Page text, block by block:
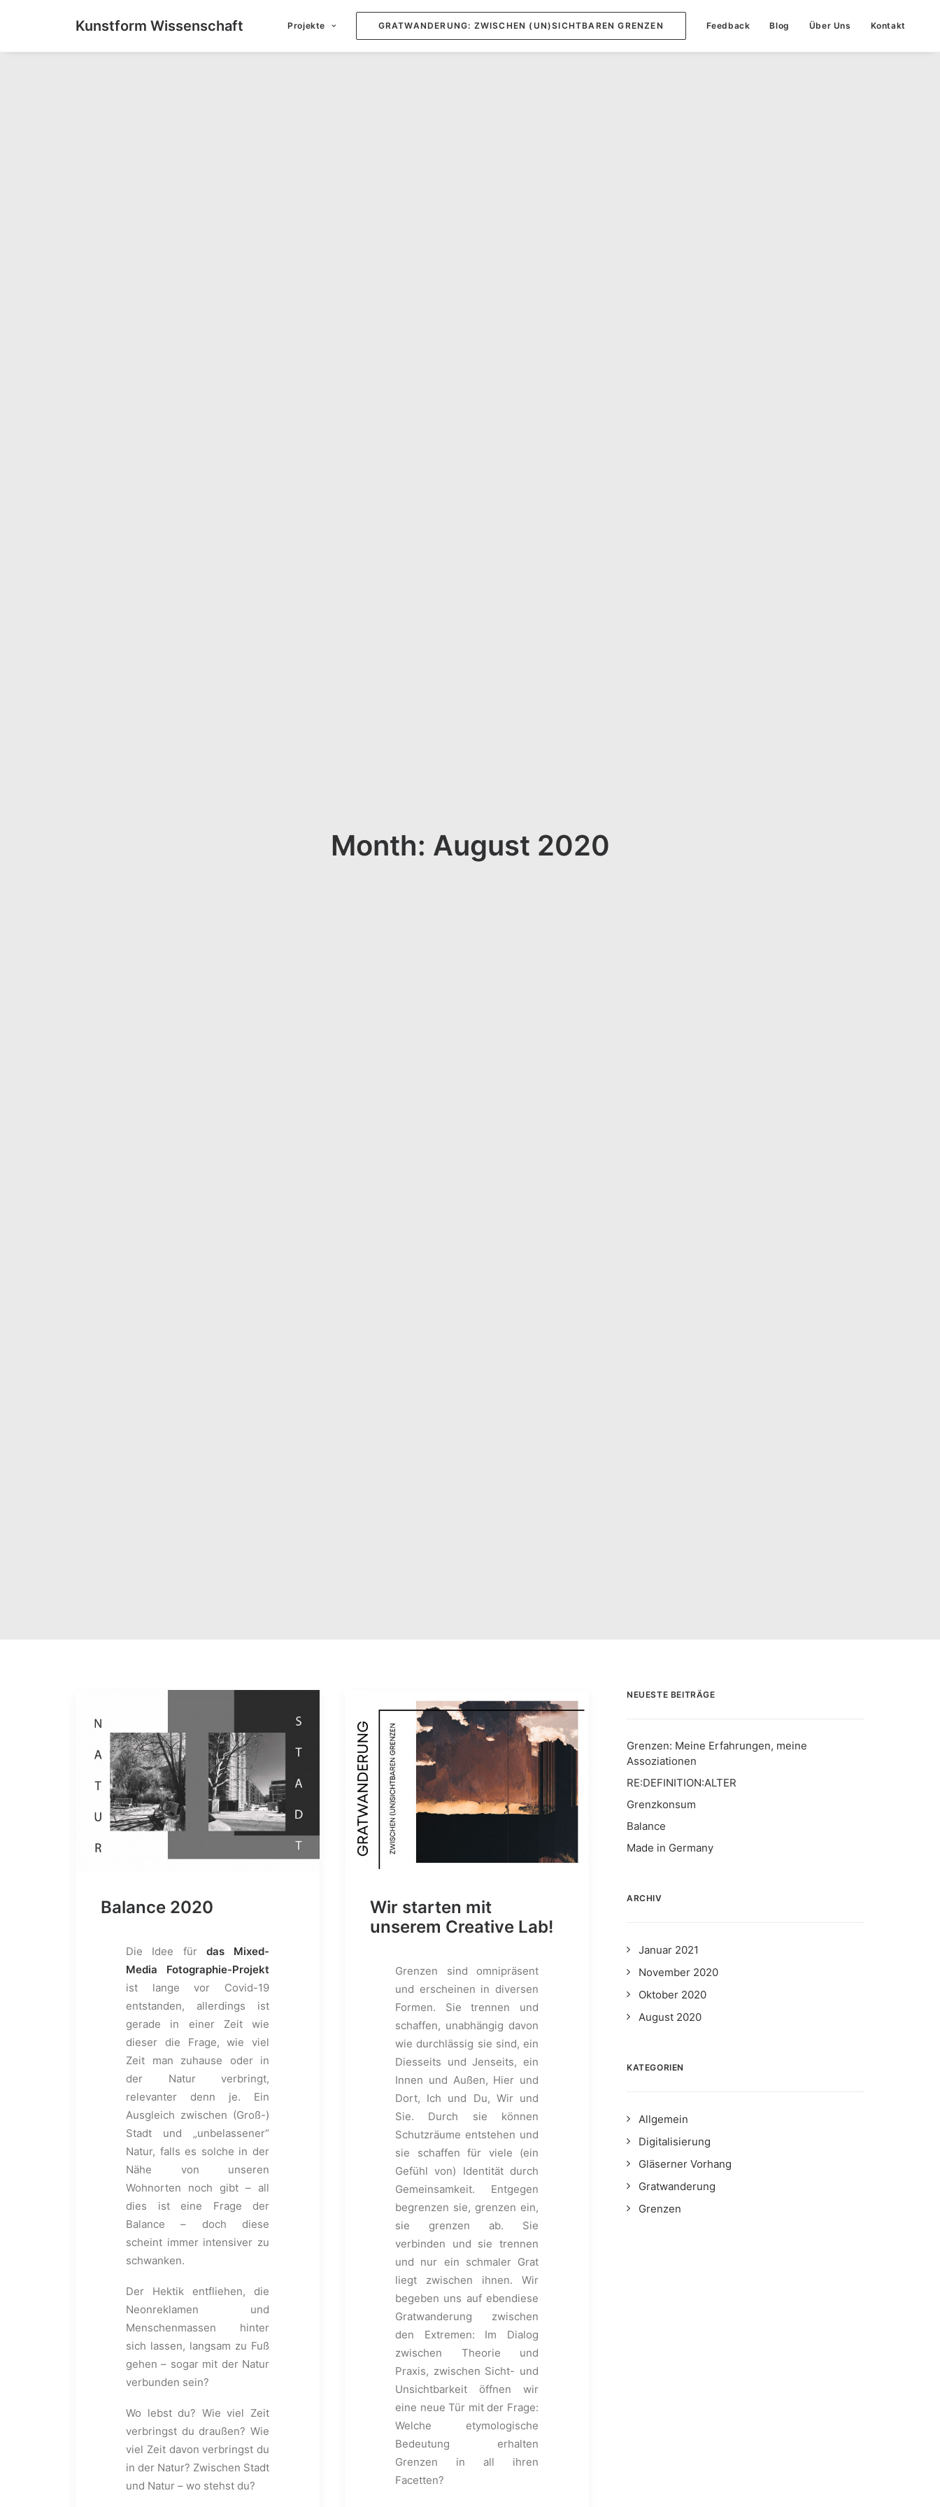
Kunstform Wissenschaft Projekte GRATWANDERUNG: ZWISCHEN (UN)SICHTBAREN GRENZEN Feedback Blog Über Uns Kontakt
Month: August 2020
Balance 2020
Die Idee für das Mixed-
Media Fotographie-Projekt
ist lange vor Covid-19
entstanden, allerdings ist
gerade in einer Zeit wie
dieser die Frage, wie viel
Zeit man zuhause oder in
der Natur verbringt,
relevanter denn je. Ein
Ausgleich zwischen (Groß-)
Stadt und „unbelassener“
Natur, falls es solche in der
Nähe von unseren
Wohnorten noch gibt – all
dies ist eine Frage der
Balance – doch diese
scheint immer intensiver zu
schwanken.
Der Hektik entfliehen, die
Neonreklamen und
Menschenmassen hinter
sich lassen, langsam zu Fuß
gehen – sogar mit der Natur
verbunden sein?
Wo lebst du? Wie viel Zeit
verbringst du draußen? Wie
viel Zeit davon verbringst du
in der Natur? Zwischen Stadt
und Natur – wo stehst du?
Wir starten mit
unserem Creative Lab!
Grenzen sind omnipräsent
und erscheinen in diversen
Formen. Sie trennen und
schaffen, unabhängig davon
wie durchlässig sie sind, ein
Diesseits und Jenseits, ein
Innen und Außen, Hier und
Dort, Ich und Du, Wir und
Sie. Durch sie können
Schutzräume entstehen und
sie schaffen für viele (ein
Gefühl von) Identität durch
Gemeinsamkeit. Entgegen
begrenzen sie, grenzen ein,
sie grenzen ab. Sie
verbinden und sie trennen
und nur ein schmaler Grat
liegt zwischen ihnen. Wir
begeben uns auf ebendiese
Gratwanderung zwischen
den Extremen: Im Dialog
zwischen Theorie und
Praxis, zwischen Sicht- und
Unsichtbarkeit öffnen wir
eine neue Tür mit der Frage:
Welche etymologische
Bedeutung erhalten
Grenzen in all ihren
Facetten?
NEUESTE BEITRÄGE
Grenzen: Meine Erfahrungen, meine
Assoziationen
RE:DEFINITION:ALTER
Grenzkonsum
Balance
Made in Germany
ARCHIV
Januar 2021
November 2020
Oktober 2020
August 2020
KATEGORIEN
Allgemein
Digitalisierung
Gläserner Vorhang
Gratwanderung
Grenzen